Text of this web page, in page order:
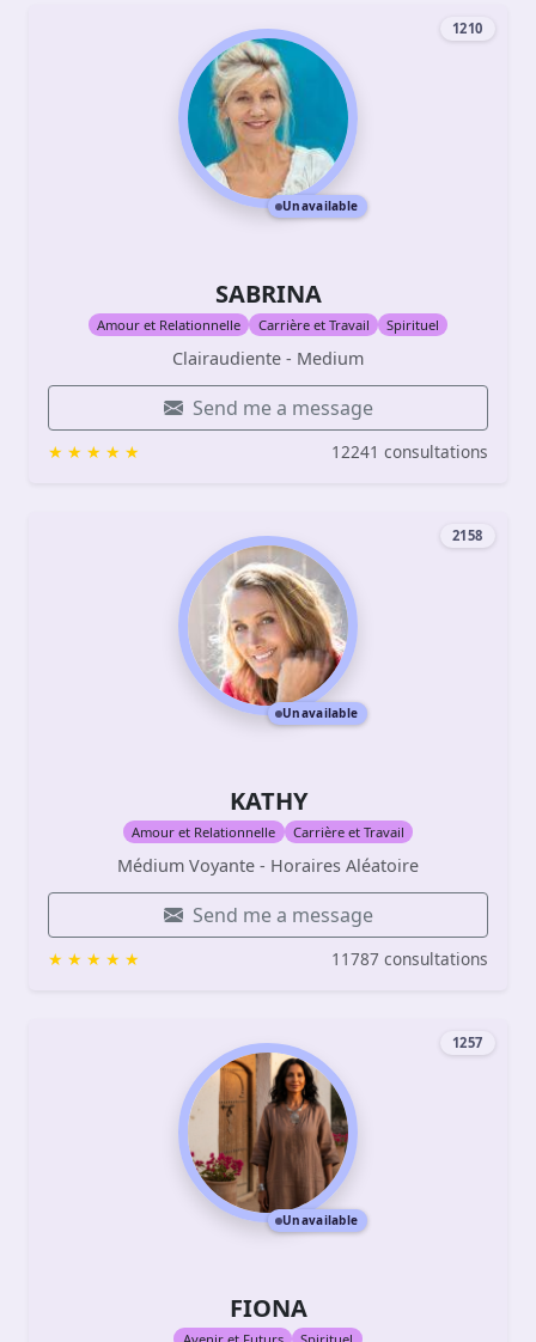
1210
Unavailable
SABRINA
Amour et Relationnelle Carrière et Travail Spirituel
Clairaudiente - Medium
Send me a message
12241 consultations
2158
Unavailable
KATHY
Amour et Relationnelle Carrière et Travail
Médium Voyante - Horaires Aléatoire
Send me a message
11787 consultations
1257
Unavailable
FIONA